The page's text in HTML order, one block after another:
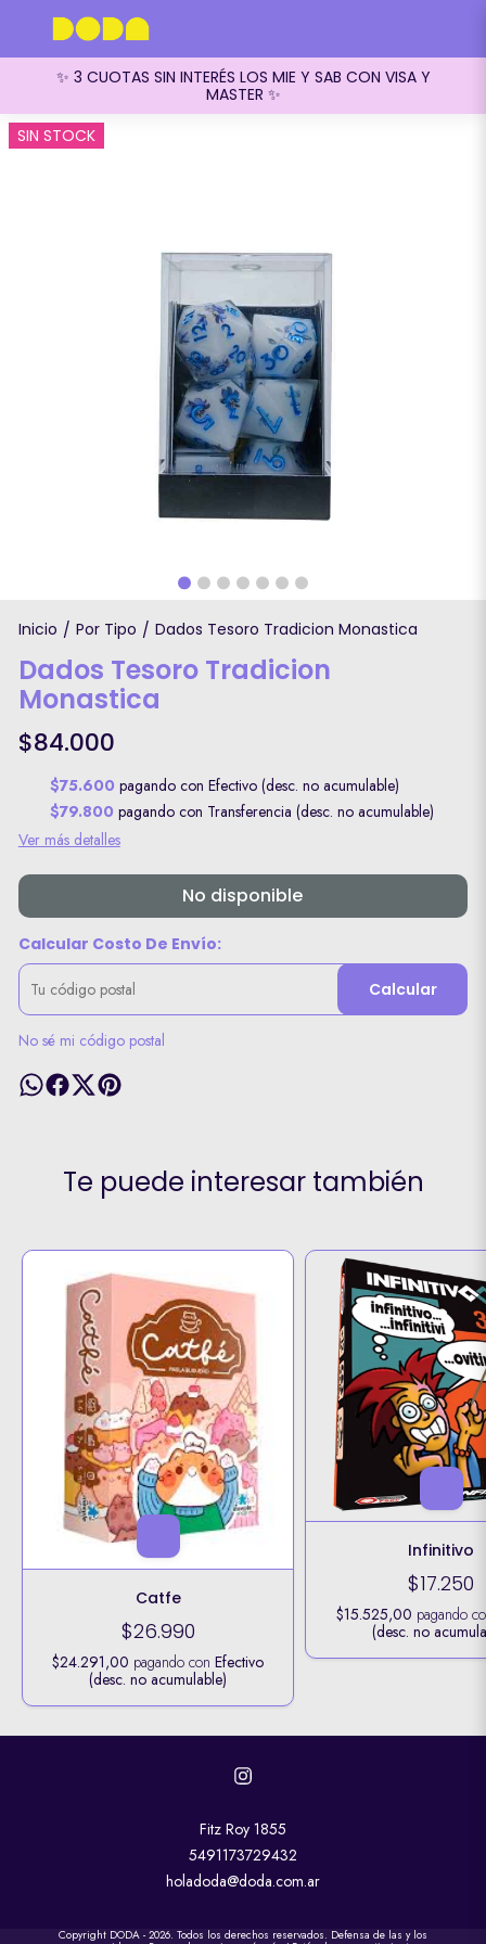
✨ 3 CUOTAS SIN INTERÉS LOS MIE Y SAB CON VISA Y
MASTER ✨
SIN STOCK
Inicio / Por Tipo / Dados Tesoro Tradicion Monastica
Dados Tesoro Tradicion
Monastica
$84.000
$75.600 pagando con Efectivo (desc. no acumulable)
$79.800 pagando con Transferencia (desc. no acumulable)
Ver más detalles
No disponible
Calcular Costo De Envío:
Calcular
No sé mi código postal
Te puede interesar también
Catfe
$26.990
$24.291,00 pagando conEfectivo
(desc. no acumulable)
Infinitivo
$17.250
$15.525,00 pagando
(desc. no
Fitz Roy 1855
5491173729432
holadoda@doda.com.ar
Copyright DODA - 2026. Todos los derechos reservados. Defensa de las y los